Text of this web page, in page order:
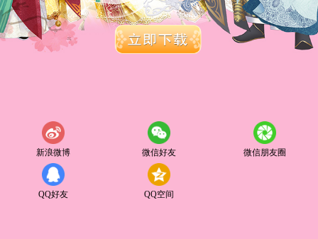
新浪微博 微信好友 微信朋友圈
QQ好友 QQ空间